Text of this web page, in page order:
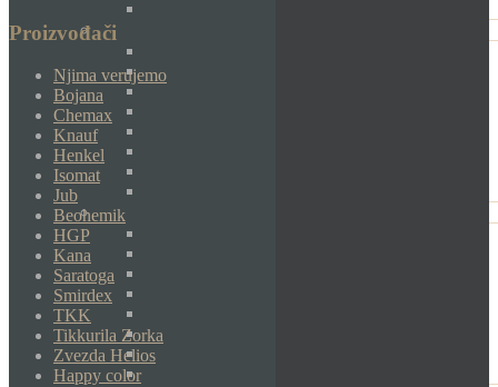
Proizvođači
Njima verujemo
Bojana
Chemax
Knauf
Henkel
Isomat
Jub
Beohemik
HGP
Kana
Saratoga
Smirdex
TKK
Tikkurila Zorka
Zvezda Helios
Happy color